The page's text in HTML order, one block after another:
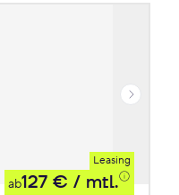
Leasing
ab127 € / mtl.